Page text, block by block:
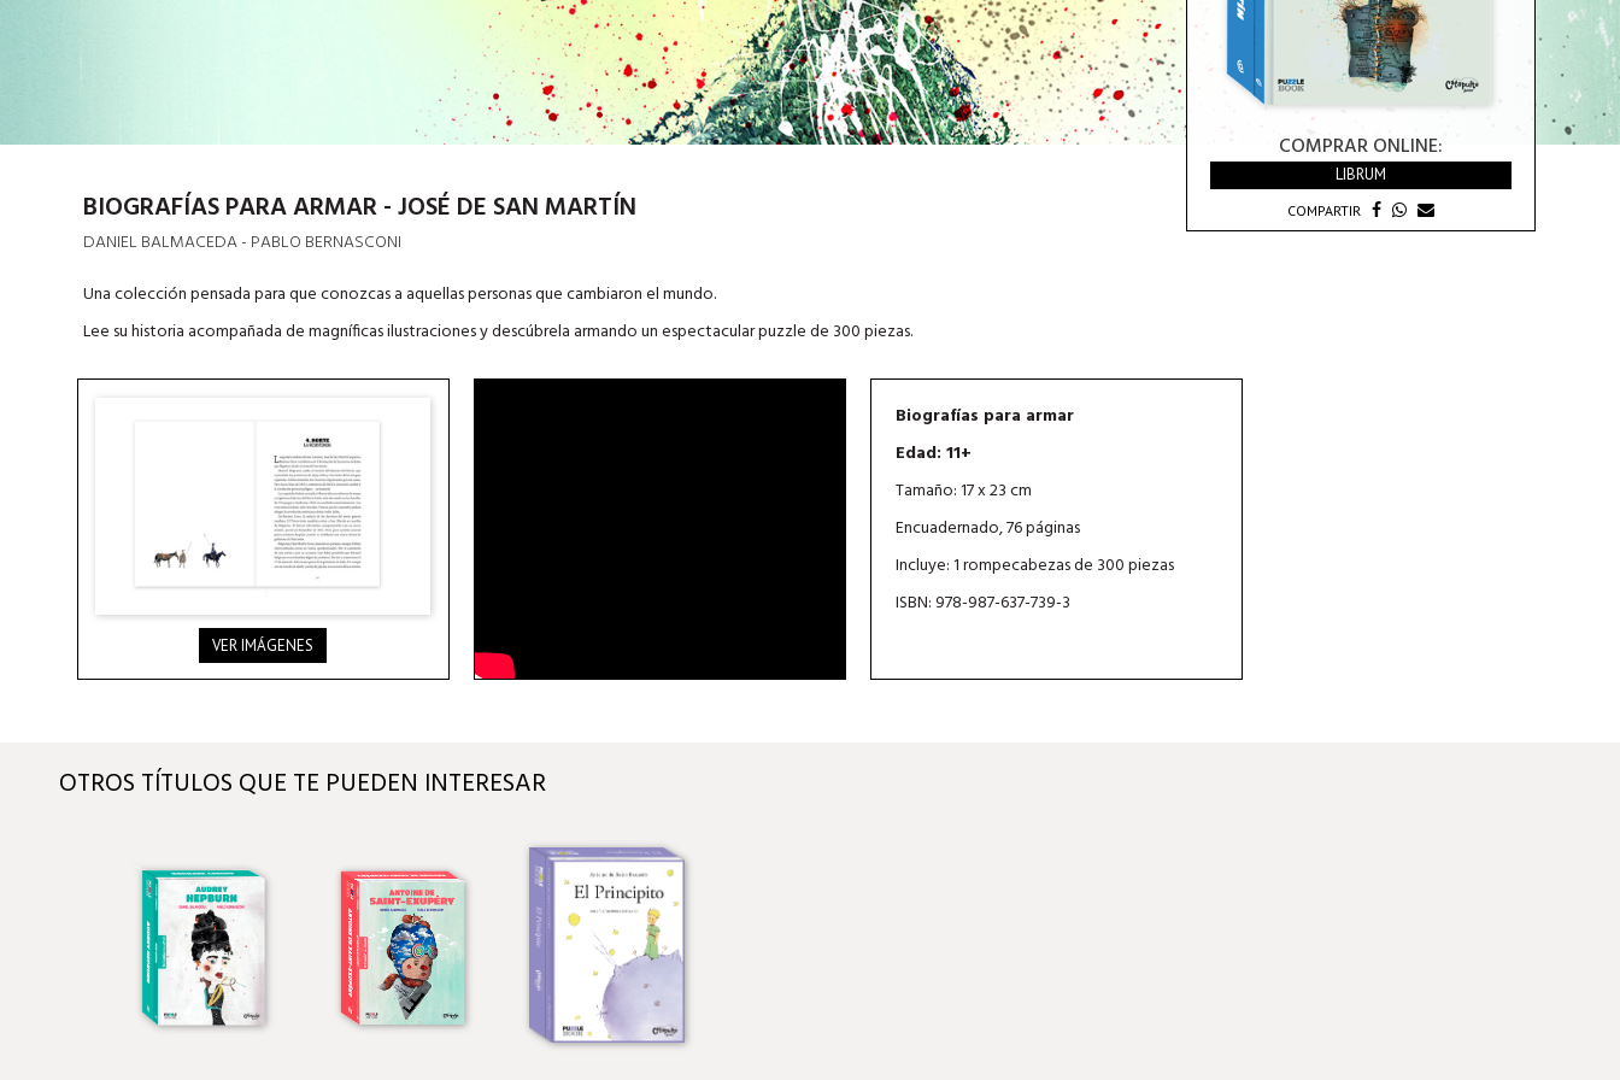
COMPRAR ONLINE:
LIBRUM
COMPARTIR
BIOGRAFÍAS PARA ARMAR - JOSÉ DE SAN MARTÍN
DANIEL BALMACEDA - PABLO BERNASCONI
Una colección pensada para que conozcas a aquellas personas que cambiaron el mundo.
Lee su historia acompañada de magníficas ilustraciones y descúbrela armando un espectacular puzzle de 300 piezas.
VER IMÁGENES
Biografías para armar
Edad: 11+
Tamaño: 17 x 23 cm
Encuadernado, 76 páginas
Incluye: 1 rompecabezas de 300 piezas
ISBN: 978-987-637-739-3
OTROS TÍTULOS QUE TE PUEDEN INTERESAR